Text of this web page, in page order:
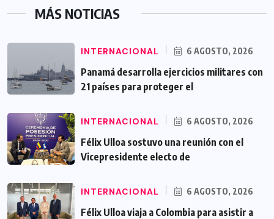
MÁS NOTICIAS
INTERNACIONAL 6 AGOSTO, 2026
Panamá desarrolla ejercicios militares con
21 países para proteger el
INTERNACIONAL 6 AGOSTO, 2026
Félix Ulloa sostuvo una reunión con el
Vicepresidente electo de
INTERNACIONAL 6 AGOSTO, 2026
Félix Ulloa viaja a Colombia para asistir a